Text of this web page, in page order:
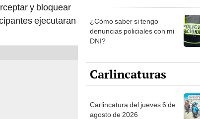
y bloquear
ejecutaran
la ONPE
¿Cómo saber si tengo
denuncias policiales con mi
DNI?
Carlincaturas
Carlincatura del jueves 6 de
agosto de 2026